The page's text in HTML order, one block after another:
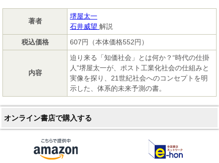
著者
堺屋太一
石井威望 解説
税込価格
607円（本体価格552円）
内容
迫り来る「知価社会」とは何か？“時代の仕掛
人”堺屋太一が、ポスト工業化社会の仕組みと
実像を探り、21世紀社会へのコンセプトを明
示した、体系的未来予測の書。
オンライン書店で購入する